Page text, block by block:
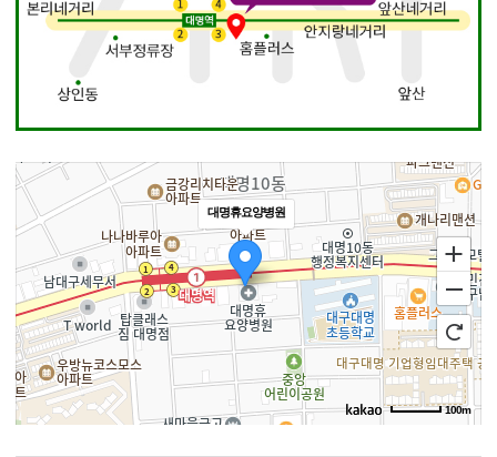
대명휴요양병원
100m